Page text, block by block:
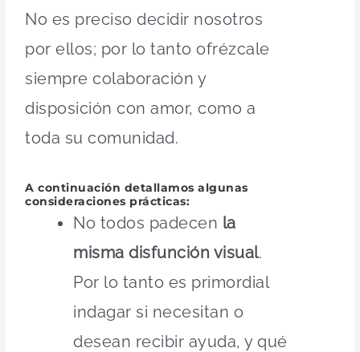
No es preciso decidir nosotros
por ellos; por lo tanto ofrézcale
siempre colaboración y
disposición con amor, como a
toda su comunidad.
A continuación detallamos algunas
consideraciones prácticas:
No todos padecen la
misma disfunción visual.
Por lo tanto es primordial
indagar si necesitan o
desean recibir ayuda, y qué